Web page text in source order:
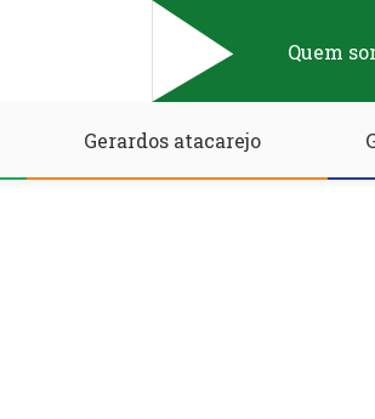
Quem
Gerardos atacarejo